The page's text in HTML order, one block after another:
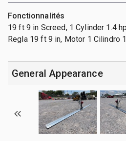
Fonctionnalités
19 ft 9 in Screed, 1 Cylinder 1.4
Regla 19 ft 9 in, Motor 1 Cilindro
General Appearance